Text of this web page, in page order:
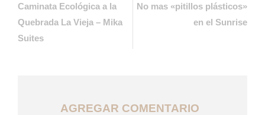
Caminata Ecológica a la
Quebrada La Vieja – Mika
Suites
No mas «pitillos plásticos»
en el Sunrise
AGREGAR COMENTARIO